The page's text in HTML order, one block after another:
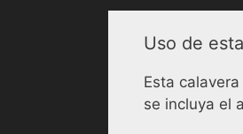
Uso de
Esta
se incluya el